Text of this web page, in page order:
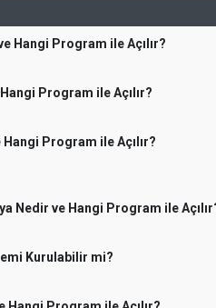
Hangi Program ile Açılır?
Program ile Açılır?
Hangi Program ile Açılır?
Nedir ve Hangi Program ile
Kurulabilir mi?